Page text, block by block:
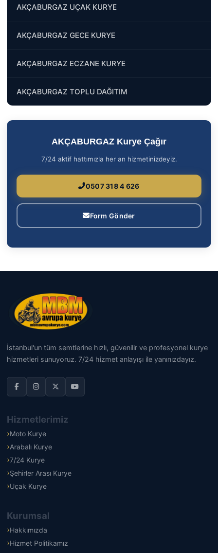
AKÇABURGAZ UÇAK KURYE
AKÇABURGAZ GECE KURYE
AKÇABURGAZ ECZANE KURYE
AKÇABURGAZ TOPLU DAĞITIM
AKÇABURGAZ Kurye Çağır
7/24 aktif hattımızla her an hizmetinizdeyiz.
0507 318 4 626
Form Gönder
İstanbul'un tüm semtlerine hızlı, güvenilir ve profesyonel kurye
hizmetleri sunuyoruz. 7/24 hizmet anlayışı ile yanınızdayız.
Hizmetlerimiz
Moto Kurye
Arabalı Kurye
7/24 Kurye
Şehirler Arası Kurye
Uçak Kurye
Kurumsal
Hakkımızda
Hizmet Politikamız